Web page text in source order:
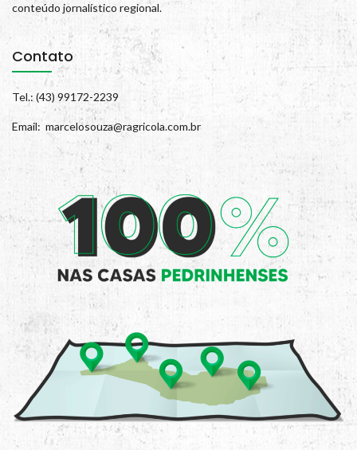
conteúdo jornalístico regional.
Contato
Tel.: (43) 99172-2239
Email: marcelosouza@ragricola.com.br